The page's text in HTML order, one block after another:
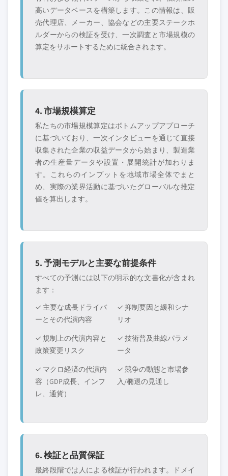
高いデータベースを構築します。この情報は、販
売代理店、メーカー、協会などの主要ステークホ
ルダーからの検証を受け、一次調査と市場規模の
算定をサポートするために統合されます。
4. 市場規模算定
私たちの市場規模算定はボトムアップアプローチ
に基づいており、一次インタビューを通じて直接
収集された企業の収益データから始まり、製造業
者の生産量データや設置・展開統計が加わりま
す。これらのインプットを地域市場全体でまと
め、実際の業界活動に基づいたグローバルな推定
値を算出します。
5. 予測モデルと主要な前提条件
すべての予測には以下の明示的な文書化が含まれ
ます：
✓ 主要な成長ドライバ
ーとその代演内容
✓ 抑制要因と緩和シナ
リオ
✓ 規制上の代演内容と
政策変更リスク
✓ 技術普及曲線パラメ
ータ
✓ マクロ経済の代演内
容（GDP成長、インフ
レ、通貨）
✓ 競争の動態と市場参
入/椭退の見通し
6. 検証と品質保証
最終段階では人による検証が行われます。ドメイ